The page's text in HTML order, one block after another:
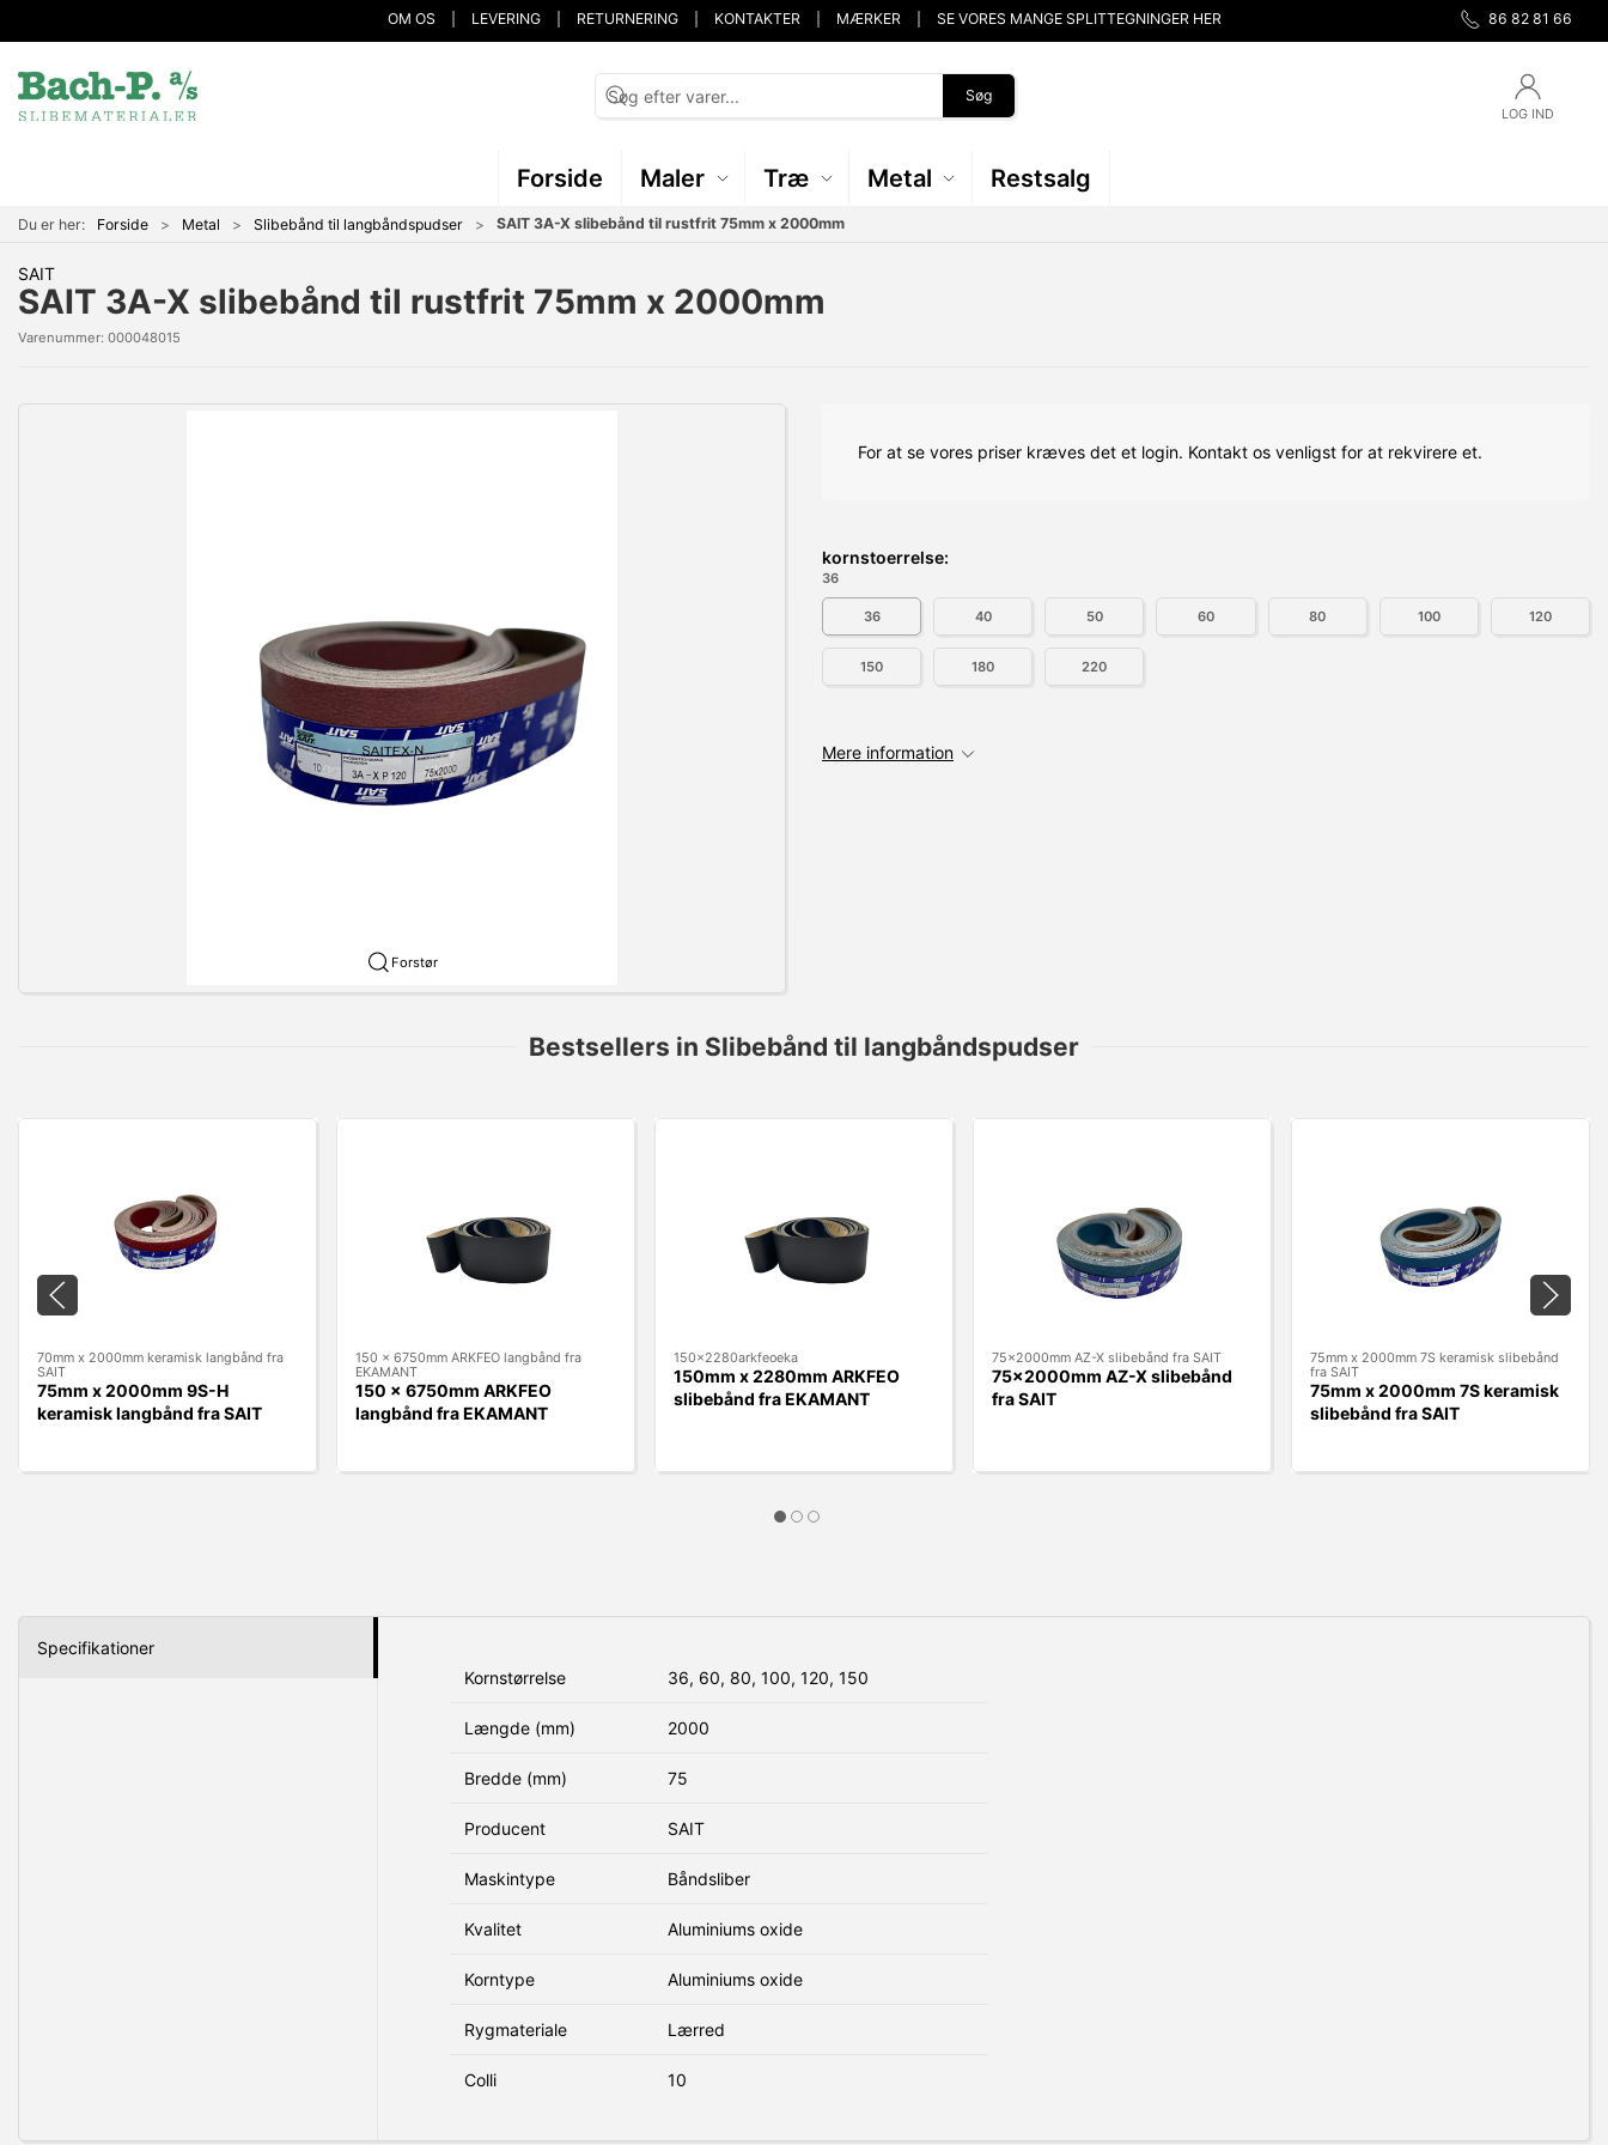
OM OS LEVERING RETURNERING KONTAKTER MÆRKER SE VORES MANGE SPLITTEGNINGER HER 86 82 81 66
Søg
LOG IND
Forside Maler Træ Metal Restsalg
Du er her: Forside Metal Slibebånd til langbåndspudser SAIT 3A-X slibebånd til rustfrit 75mm x 2000mm
SAIT
SAIT 3A-X slibebånd til rustfrit 75mm x 2000mm
Varenummer: 000048015
Forstør
For at se vores priser kræves det et login. Kontakt os venligst for at rekvirere et.
kornstoerrelse:
36
36 40 50 60 80 100 120
150 180 220
Mere information
Bestsellers in Slibebånd til langbåndspudser
70mm x 2000mm keramisk langbånd fra
SAIT
75mm x 2000mm 9S-H
keramisk langbånd fra SAIT
150 x 6750mm ARKFEO langbånd fra
EKAMANT
150 x 6750mm ARKFEO
langbånd fra EKAMANT
150x2280arkfeoeka
150mm x 2280mm ARKFEO
slibebånd fra EKAMANT
75x2000mm AZ-X slibebånd fra SAIT
75x2000mm AZ-X slibebånd
fra SAIT
75mm x 2000mm 7S keramisk slibebånd
fra SAIT
75mm x 2000mm 7S keramisk
slibebånd fra SAIT
Specifikationer
Kornstørrelse
36, 60, 80, 100, 120, 150
Længde (mm) 2000
Bredde (mm) 75
Producent SAIT
Maskintype Båndsliber
Kvalitet Aluminiums oxide
Korntype Aluminiums oxide
Rygmateriale Lærred
Colli 10